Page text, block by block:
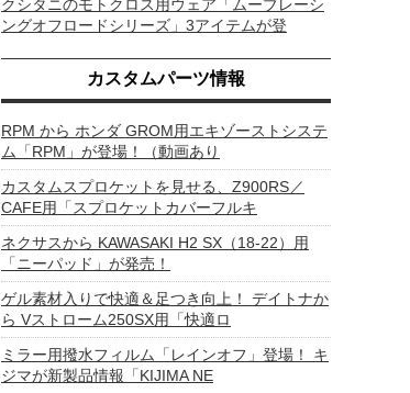
クシタニのモトクロス用ウェア「ムーブレーシ
ングオフロードシリーズ」3アイテムが登
カスタムパーツ情報
RPM から ホンダ GROM用エキゾーストシステ
ム「RPM」が登場！（動画あり
カスタムスプロケットを見せる、Z900RS／
CAFE用「スプロケットカバーフルキ
ネクサスから KAWASAKI H2 SX（18-22）用
「ニーパッド」が発売！
ゲル素材入りで快適＆足つき向上！ デイトナか
ら Vストローム250SX用「快適ロ
ミラー用撥水フィルム「レインオフ」登場！ キ
ジマが新製品情報「KIJIMA NE